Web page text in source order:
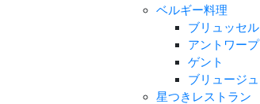
ベルギー料理
ブリュッセル
アントワープ
ゲント
ブリュージュ
星つきレストラン